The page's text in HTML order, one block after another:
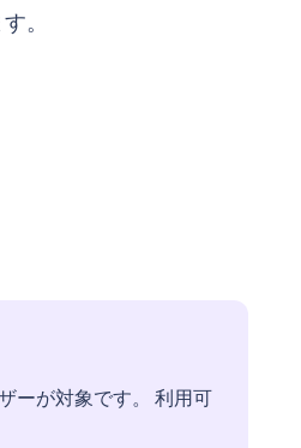
。
ーが対象です。 利用可